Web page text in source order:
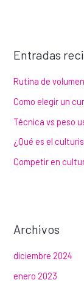
a
r
:
Entradas
Rutina de
Como elegir un
Técnica vs peso
¿Qué es el
Competir en
Archivos
diciembre 2024
enero 2023